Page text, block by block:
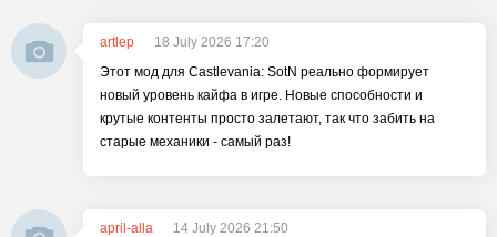
artlep
18 July 2026 17:20
Этот мод для Castlevania: SotN реально формирует
новый уровень кайфа в игре. Новые способности и
крутые контенты просто залетают, так что забить на
старые механики - самый раз!
april-alla
14 July 2026 21:50